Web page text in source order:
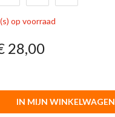
op voorraad
28,00
IN MIJN WINKELWAGEN